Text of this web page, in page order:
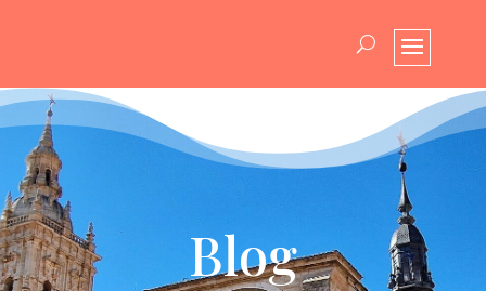
Blog